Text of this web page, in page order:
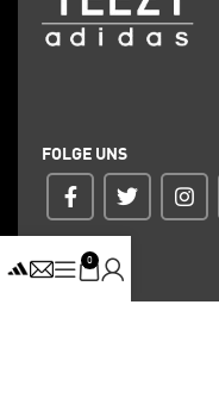
FOLGE UNS
0